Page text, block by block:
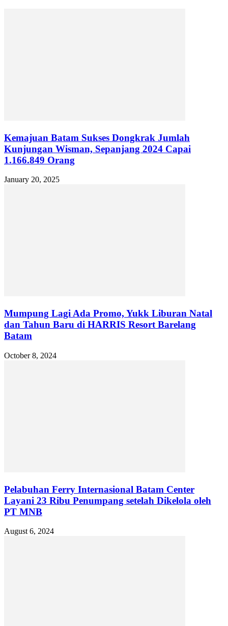
Kemajuan Batam Sukses Dongkrak Jumlah
Kunjungan Wisman, Sepanjang 2024 Capai
1.166.849 Orang
January 20, 2025
Mumpung Lagi Ada Promo, Yukk Liburan Natal
dan Tahun Baru di HARRIS Resort Barelang
Batam
October 8, 2024
Pelabuhan Ferry Internasional Batam Center
Layani 23 Ribu Penumpang setelah Dikelola oleh
PT MNB
August 6, 2024